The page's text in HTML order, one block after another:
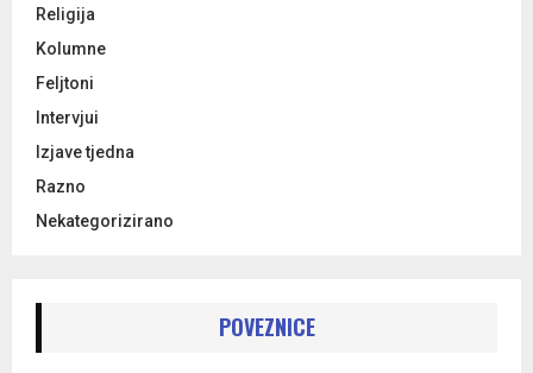
Religija
Kolumne
Feljtoni
Intervjui
Izjave tjedna
Razno
Nekategorizirano
POVEZNICE